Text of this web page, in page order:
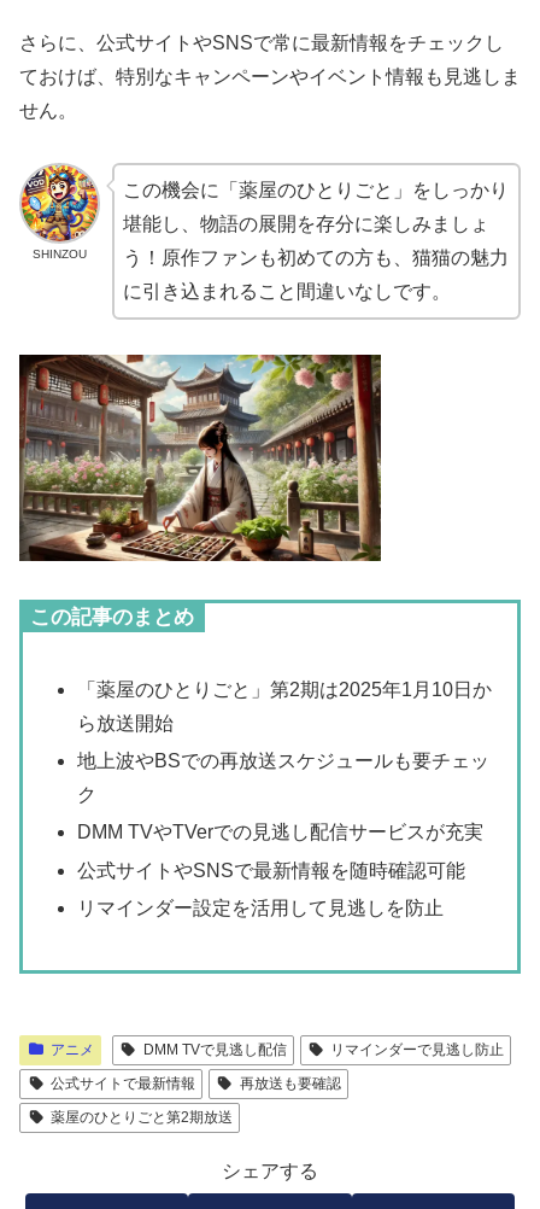
さらに、公式サイトやSNSで常に最新情報をチェックし
ておけば、特別なキャンペーンやイベント情報も見逃しま
せん。
SHINZOU
この機会に「薬屋のひとりごと」をしっかり
堪能し、物語の展開を存分に楽しみましょ
う！原作ファンも初めての方も、猫猫の魅力
に引き込まれること間違いなしです。
この記事のまとめ
「薬屋のひとりごと」第2期は2025年1月10日か
ら放送開始
地上波やBSでの再放送スケジュールも要チェッ
ク
DMM TVやTVerでの見逃し配信サービスが充実
公式サイトやSNSで最新情報を随時確認可能
リマインダー設定を活用して見逃しを防止
アニメ DMM TVで見逃し配信
リマインダーで見逃し防止
公式サイトで最新情報
再放送も要確認
薬屋のひとりごと第2期放送
シェアする